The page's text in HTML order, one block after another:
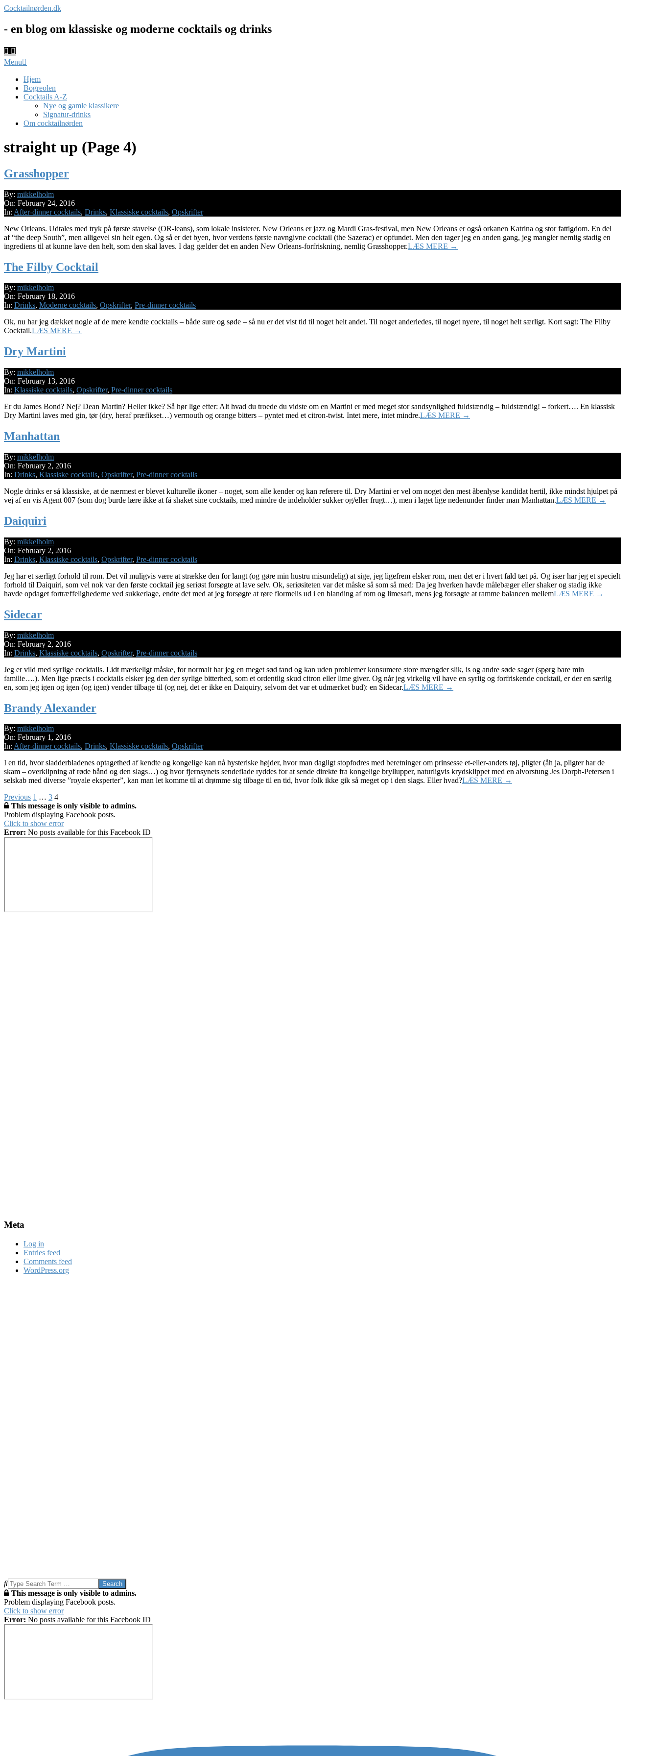
Skip
content
Cocktailnørden.dk
- en blog om klassiske og moderne cocktails og drinks
Primary
Menu
Menu
Hjem
Bogreolen
Cocktails A-Z
Nye og gamle klassikere
Signatur-drinks
Om cocktailnørden
straight up (Page 4)
Grasshopper
2016-
02-
24
By: mikkelholm
On: February 24, 2016
In: After-dinner cocktails, Drinks, Klassiske cocktails, Opskrifter
New Orleans. Udtales med tryk på første stavelse (OR-leans), som lokale insisterer. New Orleans er jazz og Mardi Gras-festival, men New Orleans er også orkanen Katrina og stor fattigdom. En del
af “the deep South”, men alligevel sin helt egen. Og så er det byen, hvor verdens første navngivne cocktail (the Sazerac) er opfundet. Men den tager jeg en anden gang, jeg mangler nemlig stadig en
ingrediens til at kunne lave den helt, som den skal laves. I dag gælder det en anden New Orleans-forfriskning, nemlig Grasshopper.LÆS MERE →
The Filby Cocktail
2016-
02-
18
By: mikkelholm
On: February 18, 2016
In: Drinks, Moderne cocktails, Opskrifter, Pre-dinner cocktails
Ok, nu har jeg dækket nogle af de mere kendte cocktails – både sure og søde – så nu er det vist tid til noget helt andet. Til noget anderledes, til noget nyere, til noget helt særligt. Kort sagt: The Filby
Cocktail.LÆS MERE →
Dry Martini
2016-
02-
13
By: mikkelholm
On: February 13, 2016
In: Klassiske cocktails, Opskrifter, Pre-dinner cocktails
Er du James Bond? Nej? Dean Martin? Heller ikke? Så hør lige efter: Alt hvad du troede du vidste om en Martini er med meget stor sandsynlighed fuldstændig – fuldstændig! – forkert…. En klassisk
Dry Martini laves med gin, tør (dry, heraf præfikset…) vermouth og orange bitters – pyntet med et citron-twist. Intet mere, intet mindre.LÆS MERE →
Manhattan
2016-
02-
02
By: mikkelholm
On: February 2, 2016
In: Drinks, Klassiske cocktails, Opskrifter, Pre-dinner cocktails
Nogle drinks er så klassiske, at de nærmest er blevet kulturelle ikoner – noget, som alle kender og kan referere til. Dry Martini er vel om noget den mest åbenlyse kandidat hertil, ikke mindst hjulpet på
vej af en vis Agent 007 (som dog burde lære ikke at få shaket sine cocktails, med mindre de indeholder sukker og/eller frugt…), men i laget lige nedenunder finder man Manhattan.LÆS MERE →
Daiquiri
2016-
02-
02
By: mikkelholm
On: February 2, 2016
In: Drinks, Klassiske cocktails, Opskrifter, Pre-dinner cocktails
Jeg har et særligt forhold til rom. Det vil muligvis være at strække den for langt (og gøre min hustru misundelig) at sige, jeg ligefrem elsker rom, men det er i hvert fald tæt på. Og især har jeg et specielt
forhold til Daiquiri, som vel nok var den første cocktail jeg seriøst forsøgte at lave selv. Ok, seriøsiteten var det måske så som så med: Da jeg hverken havde målebæger eller shaker og stadig ikke
havde opdaget fortræffelighederne ved sukkerlage, endte det med at jeg forsøgte at røre flormelis ud i en blanding af rom og limesaft, mens jeg forsøgte at ramme balancen mellemLÆS MERE →
Sidecar
2016-
02-
02
By: mikkelholm
On: February 2, 2016
In: Drinks, Klassiske cocktails, Opskrifter, Pre-dinner cocktails
Jeg er vild med syrlige cocktails. Lidt mærkeligt måske, for normalt har jeg en meget sød tand og kan uden problemer konsumere store mængder slik, is og andre søde sager (spørg bare min
familie….). Men lige præcis i cocktails elsker jeg den der syrlige bitterhed, som et ordentlig skud citron eller lime giver. Og når jeg virkelig vil have en syrlig og forfriskende cocktail, er der en særlig
en, som jeg igen og igen (og igen) vender tilbage til (og nej, det er ikke en Daiquiry, selvom det var et udmærket bud): en Sidecar.LÆS MERE →
Brandy Alexander
2016-
02-
01
By: mikkelholm
On: February 1, 2016
In: After-dinner cocktails, Drinks, Klassiske cocktails, Opskrifter
I en tid, hvor sladderbladenes optagethed af kendte og kongelige kan nå hysteriske højder, hvor man dagligt stopfodres med beretninger om prinsesse et-eller-andets tøj, pligter (åh ja, pligter har de
skam – overklipning af røde bånd og den slags…) og hvor fjernsynets sendeflade ryddes for at sende direkte fra kongelige bryllupper, naturligvis krydsklippet med en alvorstung Jes Dorph-Petersen i
selskab med diverse ”royale eksperter”, kan man let komme til at drømme sig tilbage til en tid, hvor folk ikke gik så meget op i den slags. Eller hvad?LÆS MERE →
Posts
pagination
Previous 1 … 3 4
This message is only visible to admins.
Problem displaying Facebook posts.
Click to show error
Error: No posts available for this Facebook ID
Meta
Log in
Entries feed
Comments feed
WordPress.org
Search
This message is only visible to admins.
Problem displaying Facebook posts.
Click to show error
Error: No posts available for this Facebook ID